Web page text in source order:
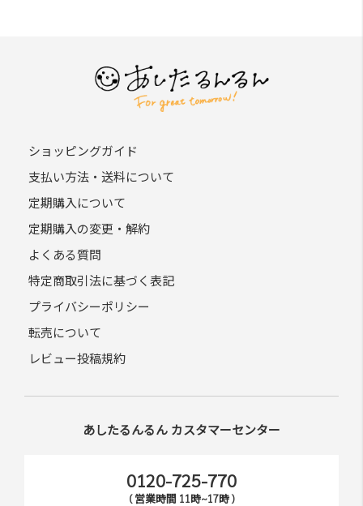
ショッピングガイド
支払い方法・送料について
定期購入について
定期購入の変更・解約
よくある質問
特定商取引法に基づく表記
プライバシーポリシー
転売について
レビュー投稿規約
あしたるんるん カスタマーセンター
0120-725-770
( 営業時間 11時~17時 )